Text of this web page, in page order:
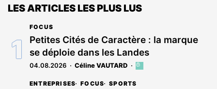
LES ARTICLES LES PLUS LUS
FOCUS
Petites Cités de Caractère : la marque
se déploie dans les Landes
04.08.2026 Céline VAUTARD
Cet
est
ENTREPRISES FOCUS SPORTS